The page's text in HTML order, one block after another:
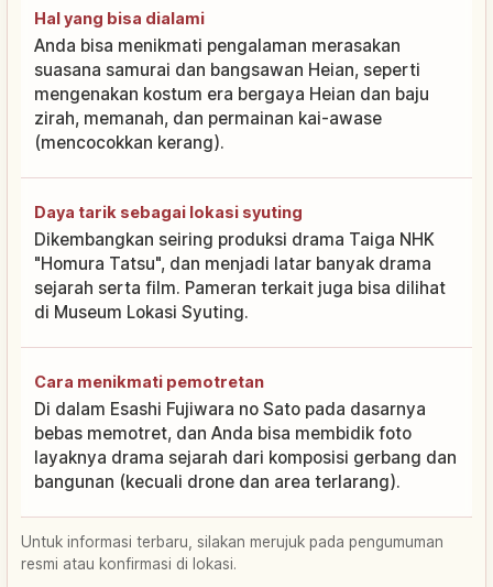
Hal yang bisa dialami
Anda bisa menikmati pengalaman merasakan
suasana samurai dan bangsawan Heian, seperti
mengenakan kostum era bergaya Heian dan baju
zirah, memanah, dan permainan kai-awase
(mencocokkan kerang).
Daya tarik sebagai lokasi syuting
Dikembangkan seiring produksi drama Taiga NHK
"Homura Tatsu", dan menjadi latar banyak drama
sejarah serta film. Pameran terkait juga bisa dilihat
di Museum Lokasi Syuting.
Cara menikmati pemotretan
Di dalam Esashi Fujiwara no Sato pada dasarnya
bebas memotret, dan Anda bisa membidik foto
layaknya drama sejarah dari komposisi gerbang dan
bangunan (kecuali drone dan area terlarang).
Untuk informasi terbaru, silakan merujuk pada pengumuman
resmi atau konfirmasi di lokasi.